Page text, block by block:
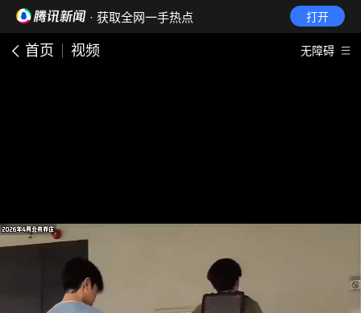
· 获取全网一手热点 打开
首页 视频 无障碍